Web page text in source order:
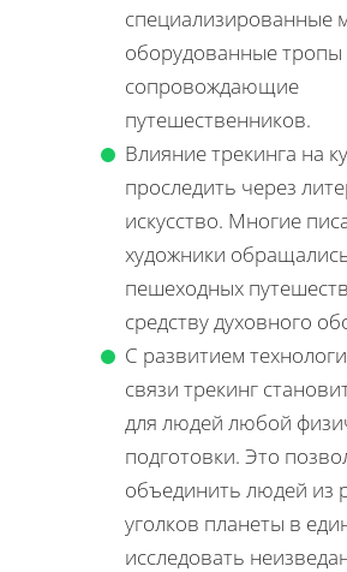
специализированные
оборудованные тропы
сопровождающие
путешественников.
Влияние трекинга на
проследить через
искусство. Многие
художники
пешеходных
средству духовного
С развитием
связи трекинг
для людей любой
подготовки. Это
объединить людей из
уголков планеты в
исследовать